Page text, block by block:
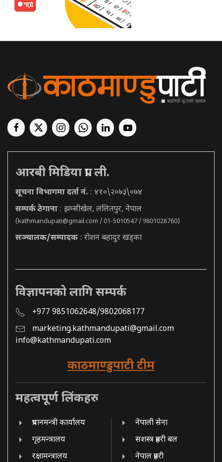
आरबी मिडिया प्रा. ली.
सूचना विभागमा दर्ता नं. : ४१०\२०७३\०७४
सम्पर्क ठेगाना : झम्सीखेल, ललितपुर, नेपाल
(kathmandupati@gmail.com / 01-5010547 / 9801028760)
सञ्चालक/सम्पादक : रोशन बहादुर खड्का
विज्ञापनको लागि सम्पर्क
+977 9851062648/9802068177
marketing.kathmandupati@gmail.com
info@kathmandupati.com
काठमाण्डुपाटी टीम
महत्वपूर्ण लिंकहरु
प्रधानमन्त्री कार्यालय
गृहमन्त्रालय
रक्षामन्त्रालय
नेपाली सेना
सशस्त्र प्रहरी बल
नेपाल प्रहरी